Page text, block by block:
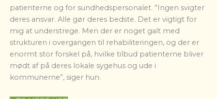
patienterne og for sundhedspersonalet. ”Ingen svigter
deres ansvar. Alle gør deres bedste. Det er vigtigt for
mig at understrege. Men der er noget galt med
strukturen i overgangen til rehabiliteringen, og der er
enormt stor forskel på, hvilke tilbud patienterne bliver
mødt af på deres lokale sygehus og ude i
kommunerne”, siger hun.